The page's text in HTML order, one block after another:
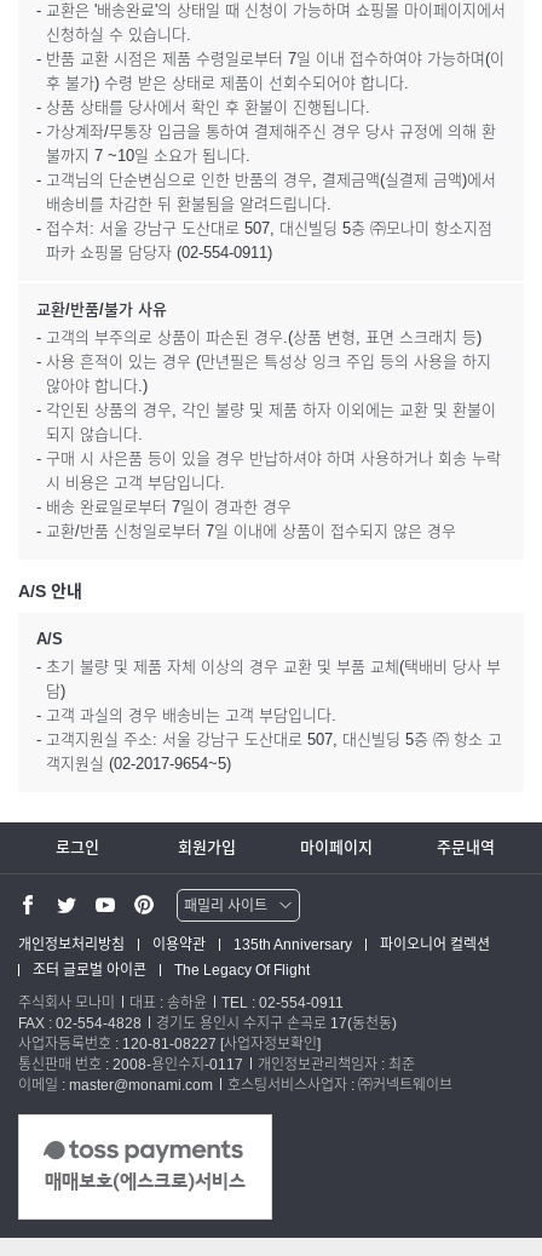
- 교환은 '배송완료'의 상태일 때 신청이 가능하며 쇼핑몰 마이페이지에서
신청하실 수 있습니다.
- 반품 교환 시점은 제품 수령일로부터 7일 이내 접수하여야 가능하며(이
후 불가) 수령 받은 상태로 제품이 선회수되어야 합니다.
- 상품 상태를 당사에서 확인 후 환불이 진행됩니다.
- 가상계좌/무통장 입금을 통하여 결제해주신 경우 당사 규정에 의해 환
불까지 7 ~10일 소요가 됩니다.
- 고객님의 단순변심으로 인한 반품의 경우, 결제금액(실결제 금액)에서
배송비를 차감한 뒤 환불됨을 알려드립니다.
- 접수처: 서울 강남구 도산대로 507, 대신빌딩 5층 ㈜모나미 항소지점
파카 쇼핑몰 담당자 (02-554-0911)
교환/반품/불가 사유
- 고객의 부주의로 상품이 파손된 경우.(상품 변형, 표면 스크래치 등)
- 사용 흔적이 있는 경우 (만년필은 특성상 잉크 주입 등의 사용을 하지
않아야 합니다.)
- 각인된 상품의 경우, 각인 불량 및 제품 하자 이외에는 교환 및 환불이
되지 않습니다.
- 구매 시 사은품 등이 있을 경우 반납하셔야 하며 사용하거나 회송 누락
시 비용은 고객 부담입니다.
- 배송 완료일로부터 7일이 경과한 경우
- 교환/반품 신청일로부터 7일 이내에 상품이 접수되지 않은 경우
A/S 안내
A/S
- 초기 불량 및 제품 자체 이상의 경우 교환 및 부품 교체(택배비 당사 부
담)
- 고객 과실의 경우 배송비는 고객 부담입니다.
- 고객지원실 주소: 서울 강남구 도산대로 507, 대신빌딩 5층 ㈜ 항소 고
객지원실 (02-2017-9654~5)
로그인 회원가입 마이페이지 주문내역
패밀리 사이트
워터맨 쇼핑몰
파카 글로벌
개인정보처리방침 이용약관 135th Anniversary
파이오니어 컬렉션
조터 글로벌 아이콘
The Legacy Of Flight
주식회사 모나미
대표 : 송하윤
TEL : 02-554-0911
FAX : 02-554-4828
경기도 용인시 수지구 손곡로 17(동천동)
사업자등록번호 : 120-81-08227 [사업자정보확인]
통신판매 번호 : 2008-용인수지-0117
개인정보관리책임자 : 최준
이메일 : master@monami.com
호스팅서비스사업자 : ㈜커넥트웨이브